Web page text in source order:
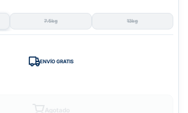
7.5kg 13kg
ENVÍO GRATIS